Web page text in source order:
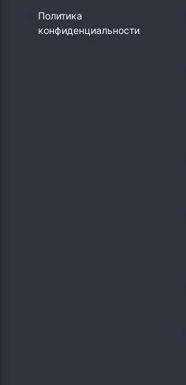
Политика
конфиденциальности